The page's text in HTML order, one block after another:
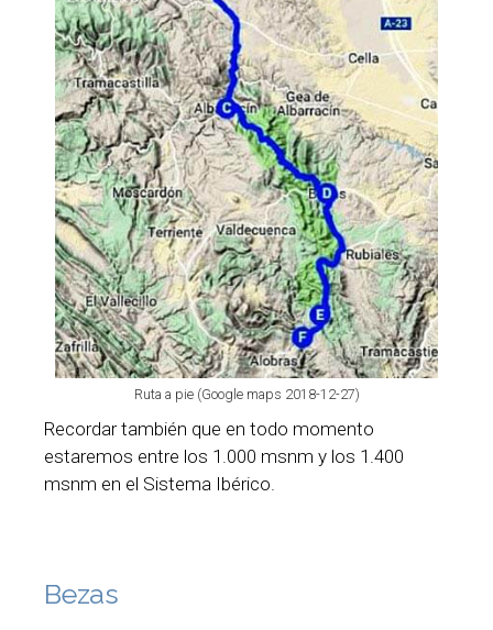
Ruta a pie (Google maps 2018-12-27)
Recordar también que en todo momento
estaremos entre los 1.000 msnm y los 1.400
msnm en el Sistema Ibérico.
Bezas